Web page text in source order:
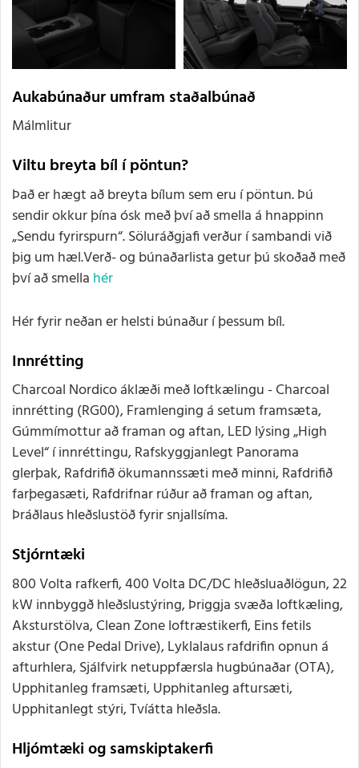
Aukabúnaður umfram staðalbúnað
Málmlitur
Viltu breyta bíl í pöntun?
Það er hægt að breyta bílum sem eru í pöntun. Þú
sendir okkur þína ósk með því að smella á hnappinn
„Sendu fyrirspurn“. Söluráðgjafi verður í sambandi við
þig um hæl.Verð- og búnaðarlista getur þú skoðað með
því að smella hér
Hér fyrir neðan er helsti búnaður í þessum bíl.
Innrétting
Charcoal Nordico áklæði með loftkælingu - Charcoal
innrétting (RG00), Framlenging á setum framsæta,
Gúmmímottur að framan og aftan, LED lýsing „High
Level“ í innréttingu, Rafskyggjanlegt Panorama
glerþak, Rafdrifið ökumannssæti með minni, Rafdrifið
farþegasæti, Rafdrifnar rúður að framan og aftan,
Þráðlaus hleðslustöð fyrir snjallsíma.
Stjórntæki
800 Volta rafkerfi, 400 Volta DC/DC hleðsluaðlögun, 22
kW innbyggð hleðslustýring, Þriggja svæða loftkæling,
Aksturstölva, Clean Zone loftræstikerfi, Eins fetils
akstur (One Pedal Drive), Lyklalaus rafdrifin opnun á
afturhlera, Sjálfvirk netuppfærsla hugbúnaðar (OTA),
Upphitanleg framsæti, Upphitanleg aftursæti,
Upphitanlegt stýri, Tvíátta hleðsla.
Hljómtæki og samskiptakerfi